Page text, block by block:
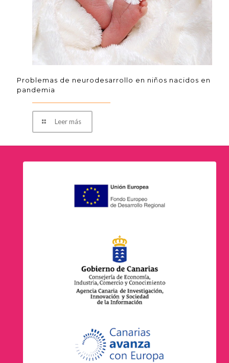
Problemas de neurodesarrollo en niños nacidos en
pandemia
Leer más